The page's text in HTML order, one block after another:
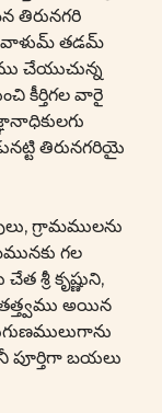
తిరునగరి
వాళుమ్ తడమ్
చేయుచున్న
కీర్తిగల వారై
తిరునగరియై
గ్రామములను
గల
కృష్ణుని,
తత్త్వము అయిన
పూర్తిగా బయలు